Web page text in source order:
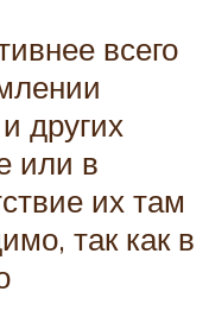
всего
других
или в
их там
так как в